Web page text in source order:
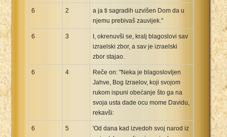
6 2
a ja ti sagradih uzvišen Dom da u
njemu prebivaš zauvijek."
6 3
I, okrenuvši se, kralj blagoslovi sav
izraelski zbor, a sav je izraelski
zbor stajao.
6 4
Reče on: "Neka je blagoslovljen
Jahve, Bog Izraelov, koji svojom
rukom ispuni obećanje što ga na
svoja usta dade ocu mome Davidu,
rekavši:
6 5
'Od dana kad izvedoh svoj narod iz